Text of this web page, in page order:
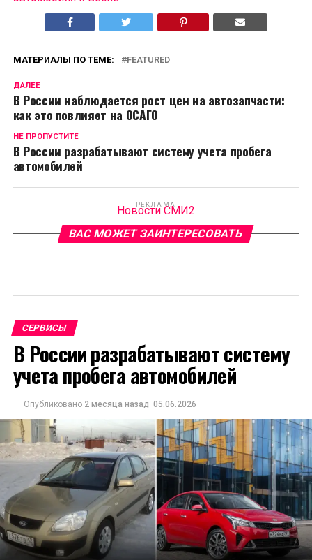
МАТЕРИАЛЫ ПО ТЕМЕ: FEATURED
ДАЛЕЕ
В России наблюдается рост цен на автозапчасти:
как это повлияет на ОСАГО
НЕ ПРОПУСТИТЕ
В России разрабатывают систему учета пробега
автомобилей
РЕКЛАМА
Новости СМИ2
ВАС МОЖЕТ ЗАИНТЕРЕСОВАТЬ
СЕРВИСЫ
В России разрабатывают систему
учета пробега автомобилей
Опубликовано 2 месяца назад 05.06.2026